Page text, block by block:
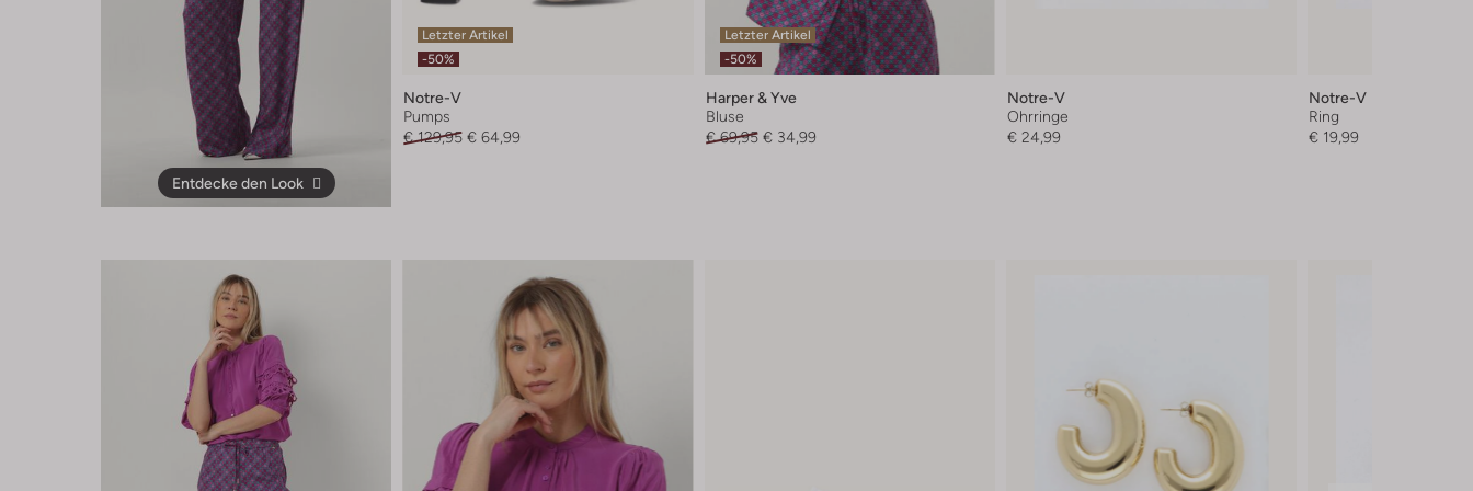
Entdecke den Look
Letzter Artikel
-50%
Notre-V
Pumps
€ 129,95 € 64,99
Letzter Artikel
-50%
Harper & Yve
Bluse
€ 69,95 € 34,99
Notre-V
Ohrringe
€ 24,99
Notre-V
Ring
€ 19,99